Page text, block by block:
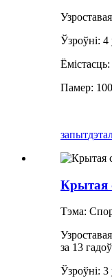
Ўзроўні:
Памер:
запыт
Крытая
Тэма:
за 13 гадоў
Ўзроўні: